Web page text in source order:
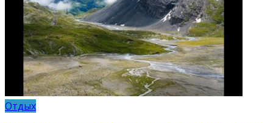
Отдых